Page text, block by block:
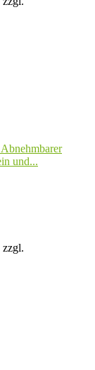
und...